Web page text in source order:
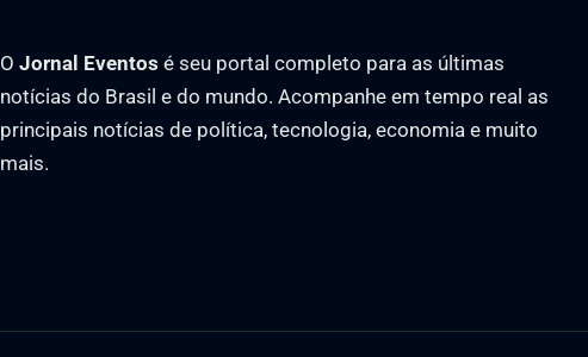
O Jornal Eventos é seu portal completo para as últimas
notícias do Brasil e do mundo. Acompanhe em tempo real as
principais notícias de política, tecnologia, economia e muito
mais.